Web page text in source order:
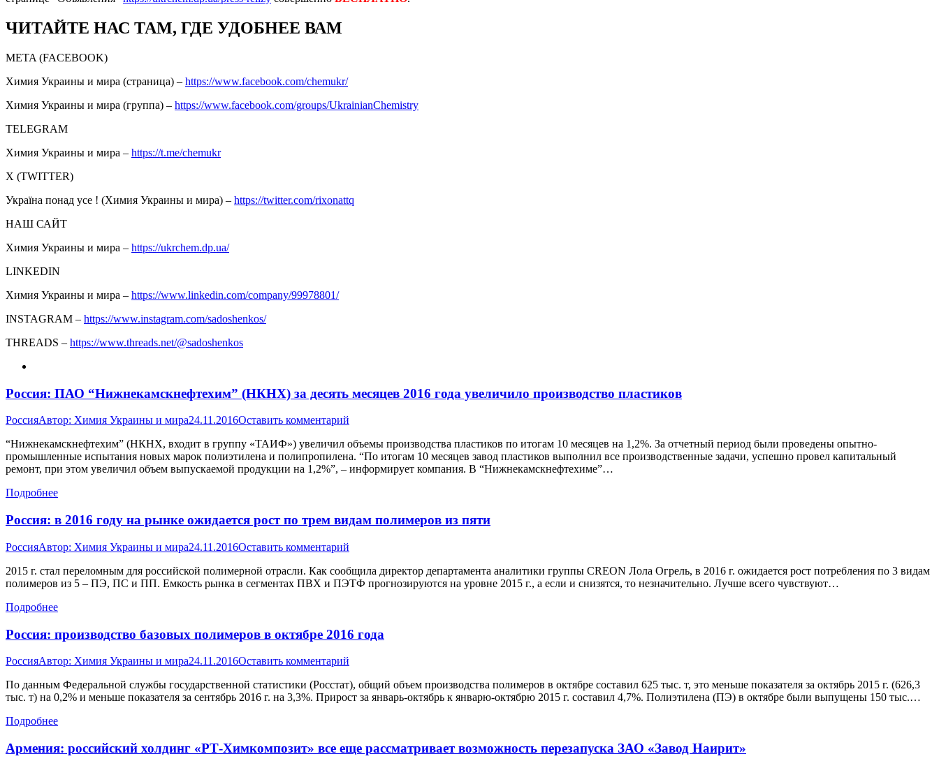
ЧИТАЙТЕ НАС ТАМ, ГДЕ УДОБНЕЕ ВАМ
META (FACEBOOK)
Химия Украины и мира (страница) – https://www.facebook.com/chemukr/
Химия Украины и мира (группа) – https://www.facebook.com/groups/UkrainianChemistry
TELEGRAM
Химия Украины и мира – https://t.me/chemukr
Х (TWITTER)
Україна понад усе ! (Химия Украины и мира) – https://twitter.com/rixonattq
НАШ САЙТ
Химия Украины и мира – https://ukrchem.dp.ua/
LINKEDIN
Химия Украины и мира – https://www.linkedin.com/company/99978801/
INSTAGRAM – https://www.instagram.com/sadoshenkos/
THREADS – https://www.threads.net/@sadoshenkos
Россия: ПАО “Нижнекамскнефтехим” (НКНХ) за десять месяцев 2016 года увеличило производство пластиков
РоссияАвтор: Химия Украины и мира24.11.2016Оставить комментарий
“Нижнекамскнефтехим” (НКНХ, входит в группу «ТАИФ») увеличил объемы производства пластиков по итогам 10 месяцев на 1,2%. За отчетный период были проведены опытно-
промышленные испытания новых марок полиэтилена и полипропилена. “По итогам 10 месяцев завод пластиков выполнил все производственные задачи, успешно провел капитальный
ремонт, при этом увеличил объем выпускаемой продукции на 1,2%”, – информирует компания. В “Нижнекамскнефтехиме”…
Подробнее
Россия: в 2016 году на рынке ожидается рост по трем видам полимеров из пяти
РоссияАвтор: Химия Украины и мира24.11.2016Оставить комментарий
2015 г. стал переломным для российской полимерной отрасли. Как сообщила директор департамента аналитики группы CREON Лола Огрель, в 2016 г. ожидается рост потребления по 3 видам
полимеров из 5 – ПЭ, ПС и ПП. Емкость рынка в сегментах ПВХ и ПЭТФ прогнозируются на уровне 2015 г., а если и снизятся, то незначительно. Лучше всего чувствуют…
Подробнее
Россия: производство базовых полимеров в октябре 2016 года
РоссияАвтор: Химия Украины и мира24.11.2016Оставить комментарий
По данным Федеральной службы государственной статистики (Росстат), общий объем производства полимеров в октябре составил 625 тыс. т, это меньше показателя за октябрь 2015 г. (626,3
тыс. т) на 0,2% и меньше показателя за сентябрь 2016 г. на 3,3%. Прирост за январь-октябрь к январю-октябрю 2015 г. составил 4,7%. Полиэтилена (ПЭ) в октябре были выпущены 150 тыс.…
Подробнее
Армения: российский холдинг «РТ-Химкомпозит» все еще рассматривает возможность перезапуска ЗАО «Завод Наирит»